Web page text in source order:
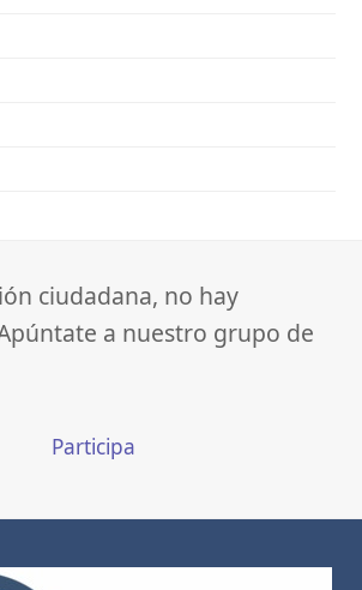
ciudadana, no hay
a nuestro grupo de
Participa